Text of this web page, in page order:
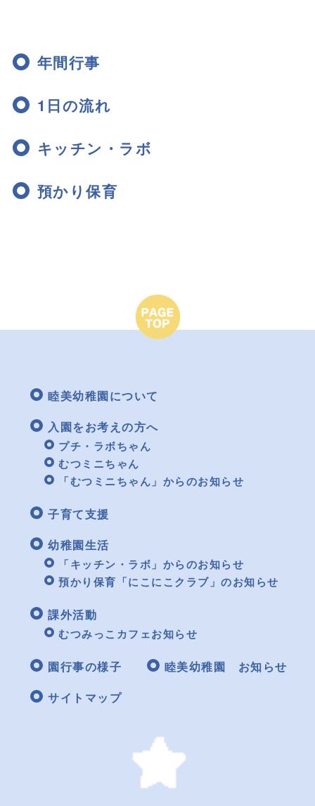
年間行事
1日の流れ
キッチン・ラボ
預かり保育
睦美幼稚園について
入園をお考えの方へ
プチ・ラボちゃん
むつミニちゃん
「むつミニちゃん」からのお知らせ
子育て支援
幼稚園生活
「キッチン・ラボ」からのお知らせ
預かり保育「にこにこクラブ」のお知らせ
課外活動
むつみっこカフェお知らせ
園行事の様子
睦美幼稚園 お知らせ
サイトマップ